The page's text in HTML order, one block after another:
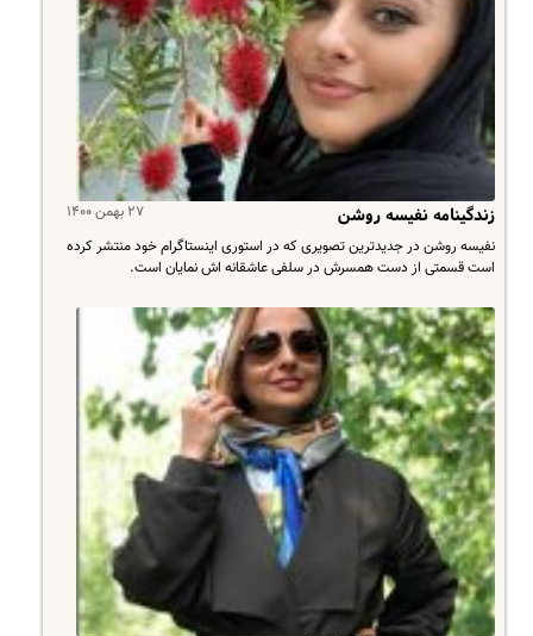
۲۷ بهمن ۱۴۰۰ زندگینامه نفیسه روشن
نفیسه روشن در جدیدترین تصویری که در استوری اینستاگرام خود منتشر کرده
است قسمتی از دست همسرش در سلفی عاشقانه اش نمایان است.